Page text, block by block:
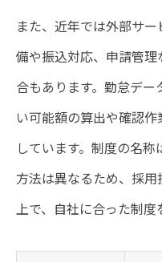
また、近年では外部サ
備や振込対応、申請管
合もあります。勤怠デ
い可能額の算出や確認
しています。制度の名
方法は異なるため、採
上で、自社に合った制度